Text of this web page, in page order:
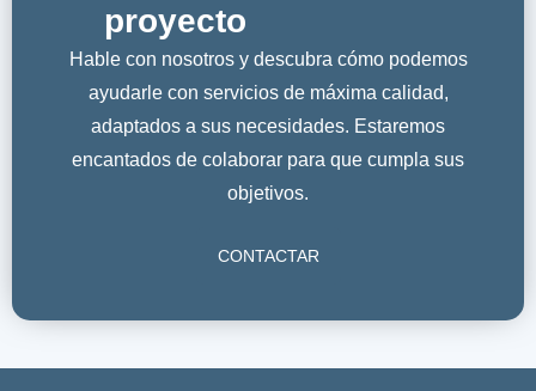
proyecto
Hable con nosotros y descubra cómo podemos
ayudarle con servicios de máxima calidad,
adaptados a sus necesidades. Estaremos
encantados de colaborar para que cumpla sus
objetivos.
CONTACTAR